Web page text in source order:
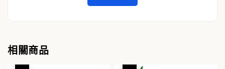
相關商品